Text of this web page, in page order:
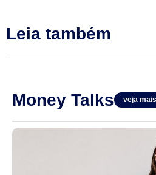
Leia também
Money Talks veja mais